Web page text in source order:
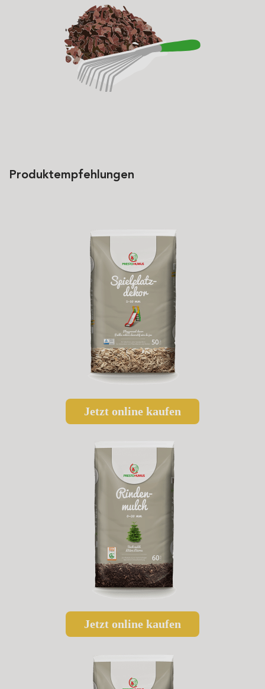
Produktempfehlungen
Jetzt online kaufen
Jetzt online kaufen